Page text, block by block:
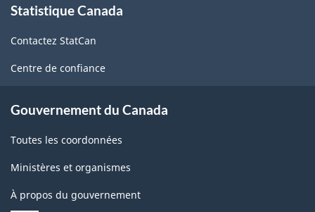
propos
ce
site
Statistique Canada
Contactez StatCan
Centre de confiance
Gouvernement du Canada
Toutes les coordonnées
Ministères et organismes
À propos du gouvernement